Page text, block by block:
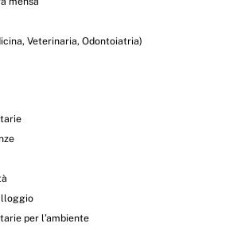
PNRR
Veterinaria, Odontoiatria)
per l’ambiente